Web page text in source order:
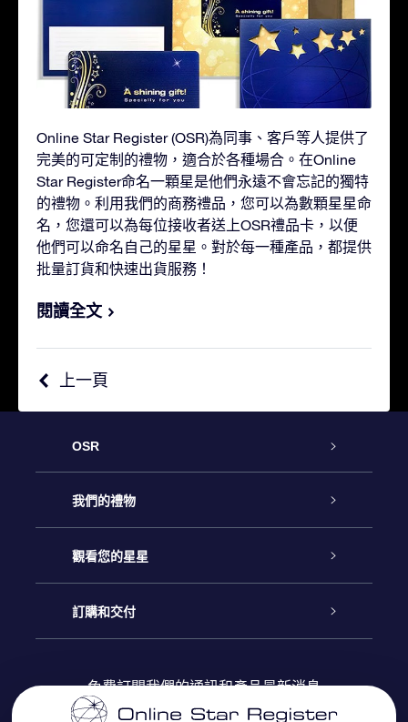
Online Star Register (OSR)為同事、客戶等人提供了
完美的可定制的禮物，適合於各種場合。在Online
Star Register命名一顆星是他們永遠不會忘記的獨特
的禮物。利用我們的商務禮品，您可以為數顆星星命
名，您還可以為每位接收者送上OSR禮品卡，以便
他們可以命名自己的星星。對於每一種產品，都提供
批量訂貨和快速出貨服務！
閱讀全文
上一頁
OSR
客戶服務
聯繫我們
博客
評論
我們的禮物
Online Star禮物
OSR禮物包
觀看您的星星
星星注册
個性化的Star Page
訂購和交付
免費訂閱我們的通訊和產品最新消息